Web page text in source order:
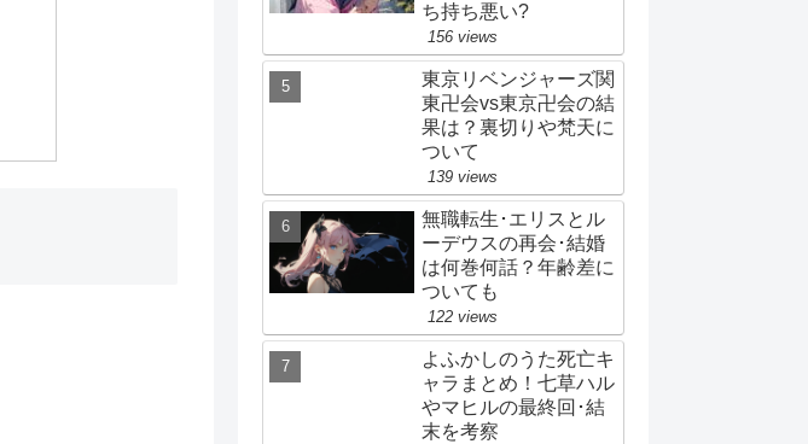
ち持ち悪い?
156 views
東京リベンジャーズ関
東卍会vs東京卍会の結
果は？裏切りや梵天に
ついて
139 views
無職転生･エリスとル
ーデウスの再会･結婚
は何巻何話？年齢差に
ついても
122 views
よふかしのうた死亡キ
ャラまとめ！七草ハル
やマヒルの最終回･結
末を考察